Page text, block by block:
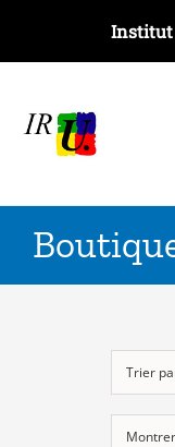
contenu
Institut
Les recherches
Les événements
Trier
Montrer